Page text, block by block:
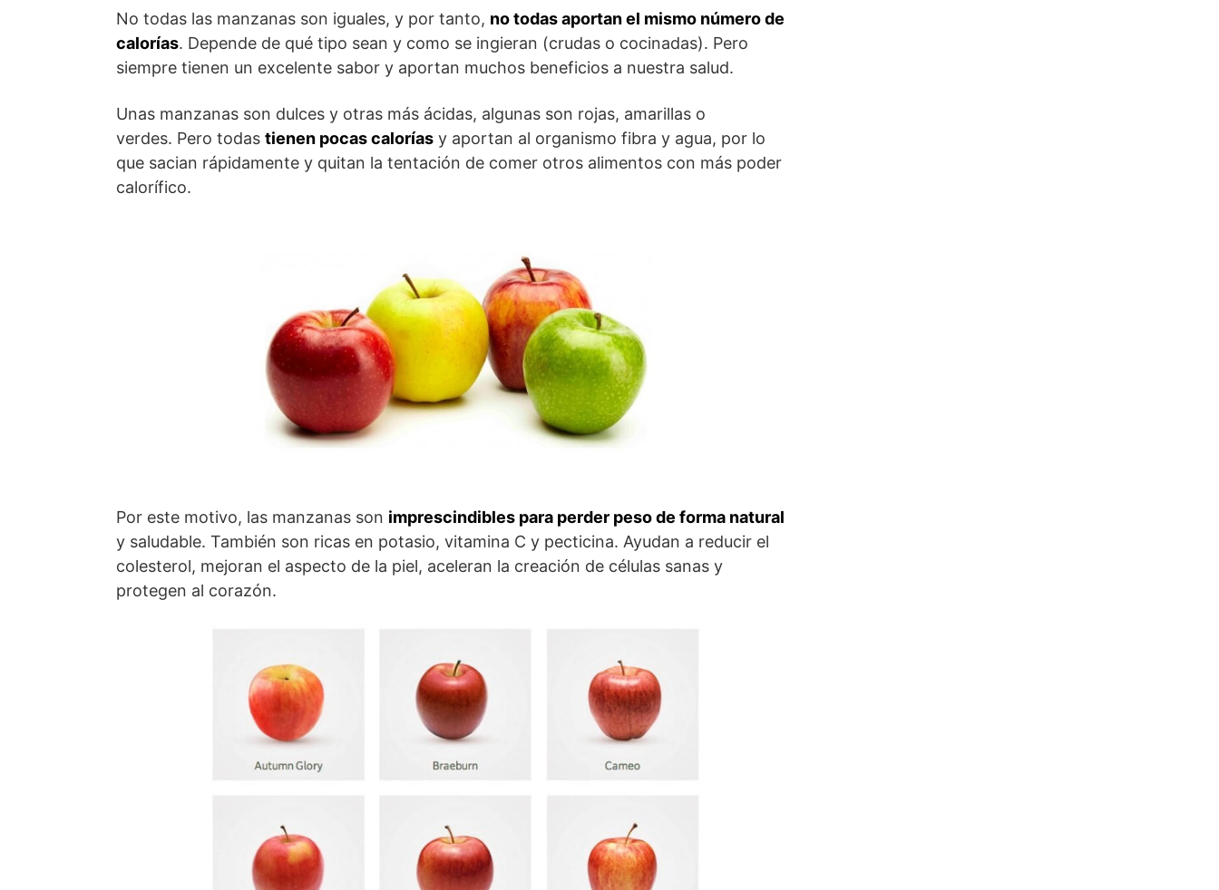
No todas las manzanas son iguales, y por tanto, no todas aportan el mismo número de
calorías. Depende de qué tipo sean y como se ingieran (crudas o cocinadas). Pero
siempre tienen un excelente sabor y aportan muchos beneficios a nuestra salud.
Unas manzanas son dulces y otras más ácidas, algunas son rojas, amarillas o
verdes. Pero todas tienen pocas calorías y aportan al organismo fibra y agua, por lo
que sacian rápidamente y quitan la tentación de comer otros alimentos con más poder
calorífico.
Por este motivo, las manzanas son imprescindibles para perder peso de forma natural
y saludable. También son ricas en potasio, vitamina C y pecticina. Ayudan a reducir el
colesterol, mejoran el aspecto de la piel, aceleran la creación de células sanas y
protegen al corazón.